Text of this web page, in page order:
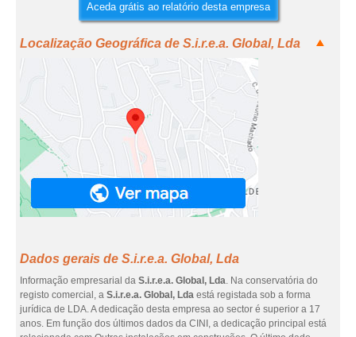
Aceda grátis ao relatório desta empresa
Localização Geográfica de S.i.r.e.a. Global, Lda
Dados gerais de S.i.r.e.a. Global, Lda
Informação empresarial da S.i.r.e.a. Global, Lda. Na conservatória do
registo comercial, a S.i.r.e.a. Global, Lda está registada sob a forma
jurídica de LDA. A dedicação desta empresa ao sector é superior a 17
anos. Em função dos últimos dados da CINI, a dedicação principal está